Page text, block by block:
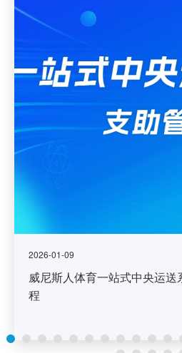
2026-01-09
威尼斯人体育一站式中央运
程